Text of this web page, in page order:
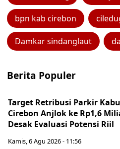
bpn kab cirebon
Damkar sindanglaut
Berita Populer
Target Retribusi Parkir
Cirebon Anjlok ke Rp1,6
Desak Evaluasi Potensi Riil
Kamis, 6 Agu 2026 - 11:56